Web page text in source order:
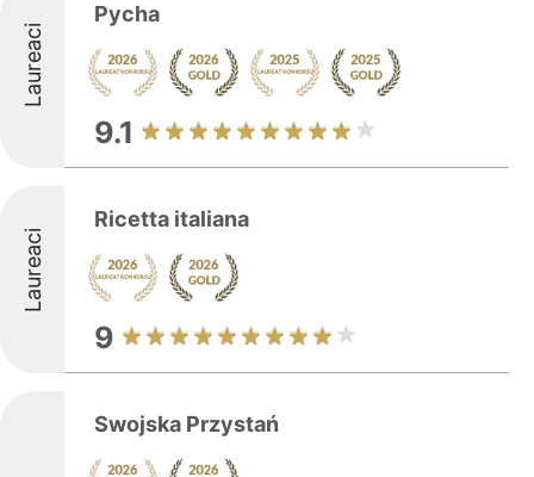
Laureaci
Pycha
9.1
Laureaci
Ricetta italiana
9
Swojska Przystań